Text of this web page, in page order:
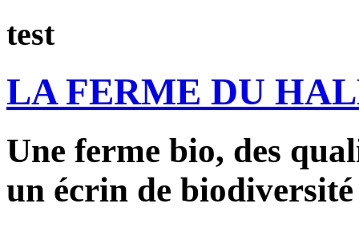
test
LA FERME DU
Une ferme bio, des
un écrin de